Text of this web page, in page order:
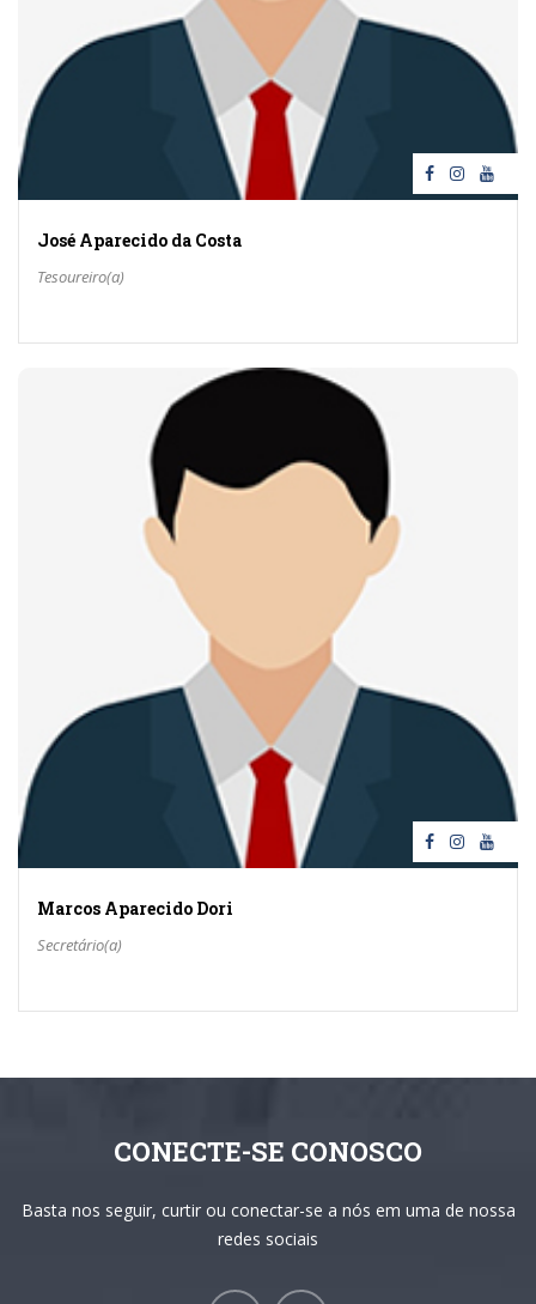
José Aparecido da Costa
Tesoureiro(a)
Marcos Aparecido Dori
Secretário(a)
CONECTE-SE CONOSCO
Basta nos seguir, curtir ou conectar-se a nós em uma de nossa
redes sociais